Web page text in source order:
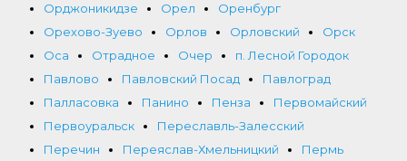
Орджоникидзе
Орел
Оренбург
Орехово-Зуево
Орлов Орловский
Орск
Оса
Отрадное Очер
п. Лесной Городок
Павлово
Павловский Посад
Павлоград
Палласовка
Панино Пенза
Первомайский
Первоуральск
Переславль-Залесский
Перечин
Переяслав-Хмельницкий
Пермь